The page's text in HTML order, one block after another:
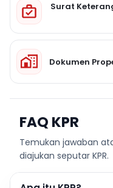
Surat
Dokumen
FAQ KPR
Temukan jawaban
diajukan seputar KPR.